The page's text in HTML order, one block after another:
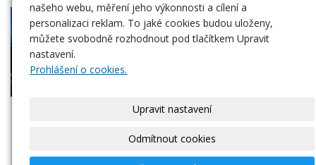
Těsíme se na vaši návštěvu :-)
našeho webu, měření jeho výkonnosti a cílení a
personalizaci reklam. To jaké cookies budou uloženy,
můžete svobodně rozhodnout pod tlačítkem Upravit
nastavení.
Prohlášení o cookies.
Upravit nastavení
Odmítnout cookies